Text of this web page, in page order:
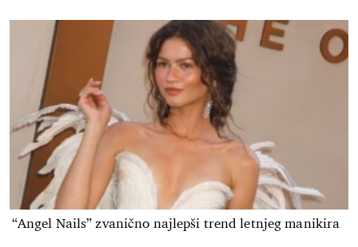
“Angel Nails” zvanično najlepši trend letnjeg manikira